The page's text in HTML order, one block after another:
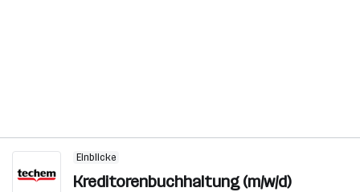
Einblicke
Kreditorenbuchhaltung (m/w/d)